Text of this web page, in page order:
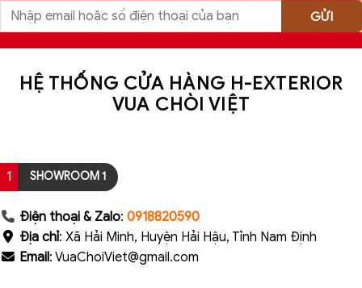
HỆ THỐNG CỬA HÀNG H-EXTERIOR
VUA CHÒI VIỆT
1 SHOWROOM 1
Điện thoại & Zalo: 0918820590
Địa chỉ: Xã Hải Minh, Huyện Hải Hậu, Tỉnh Nam Định
Email: VuaChoiViet@gmail.com